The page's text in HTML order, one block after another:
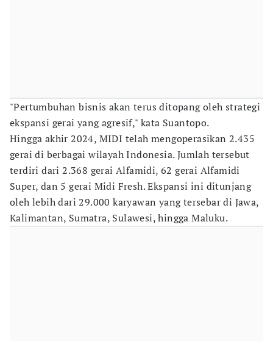
"Pertumbuhan bisnis akan terus ditopang oleh strategi
ekspansi gerai yang agresif," kata Suantopo.
Hingga akhir 2024, MIDI telah mengoperasikan 2.435
gerai di berbagai wilayah Indonesia. Jumlah tersebut
terdiri dari 2.368 gerai Alfamidi, 62 gerai Alfamidi
Super, dan 5 gerai Midi Fresh. Ekspansi ini ditunjang
oleh lebih dari 29.000 karyawan yang tersebar di Jawa,
Kalimantan, Sumatra, Sulawesi, hingga Maluku.